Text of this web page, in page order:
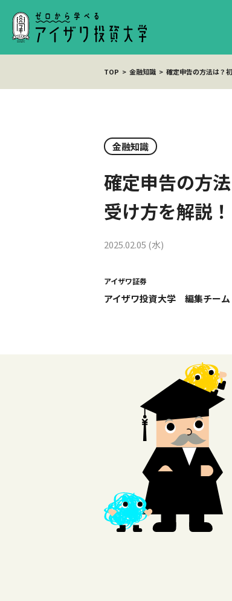
TOP 金融知識 確定申告の方法は？
金融知識
確定申告の方
受け方を解説！
2025.02.05 (水)
アイザワ証券
アイザワ投資大学 編集チーム